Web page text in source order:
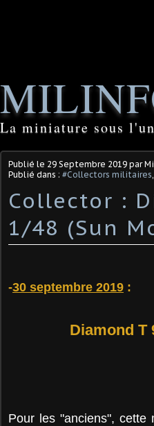
La miniature sous
Publié le 29 Septembre 2019 par
Publié dans : #Collectors militaires,
Collector :
1/48 (Sun
-30 septembre 2019 :
Diamond T
Pour les "anciens", cette